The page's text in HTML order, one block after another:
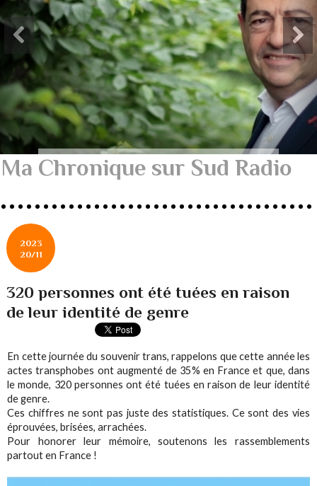
Ma Chronique sur Sud Radio
2023
20/11
320 personnes ont été tuées en raison
de leur identité de genre
En cette journée du souvenir trans, rappelons que cette année les
actes transphobes ont augmenté de 35% en France et que, dans
le monde, 320 personnes ont été tuées en raison de leur identité
de genre.
Ces chiffres ne sont pas juste des statistiques. Ce sont des vies
éprouvées, brisées, arrachées.
Pour honorer leur mémoire, soutenons les rassemblements
partout en France !